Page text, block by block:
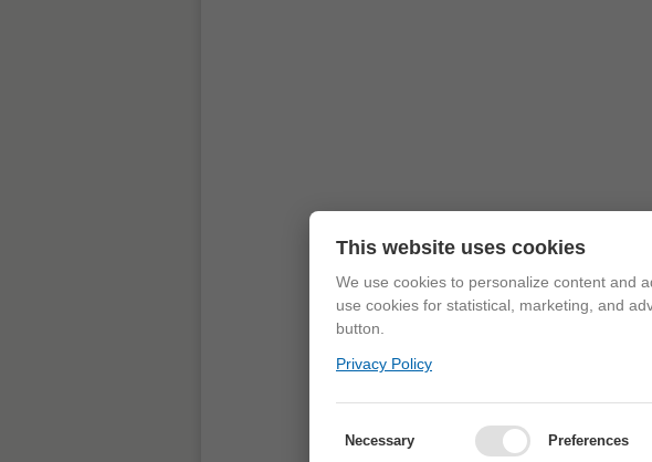
This website uses cookies
We use cookies to personalize content and
use cookies for statistical, marketing, and
button.
Privacy Policy
Necessary Preferences